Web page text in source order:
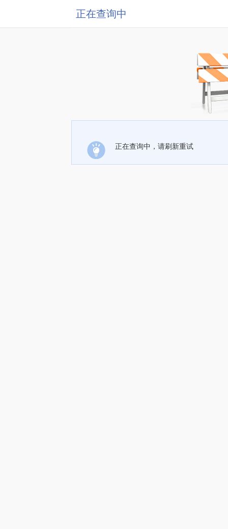
正在查询中
正在查询中，请刷新重试